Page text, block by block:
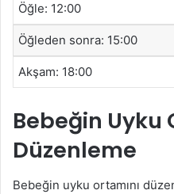
Öğle: 12:00
Öğleden sonra: 15:00
Akşam: 18:00
Bebeğin Uyku
Düzenleme
Bebeğin uyku ortamını